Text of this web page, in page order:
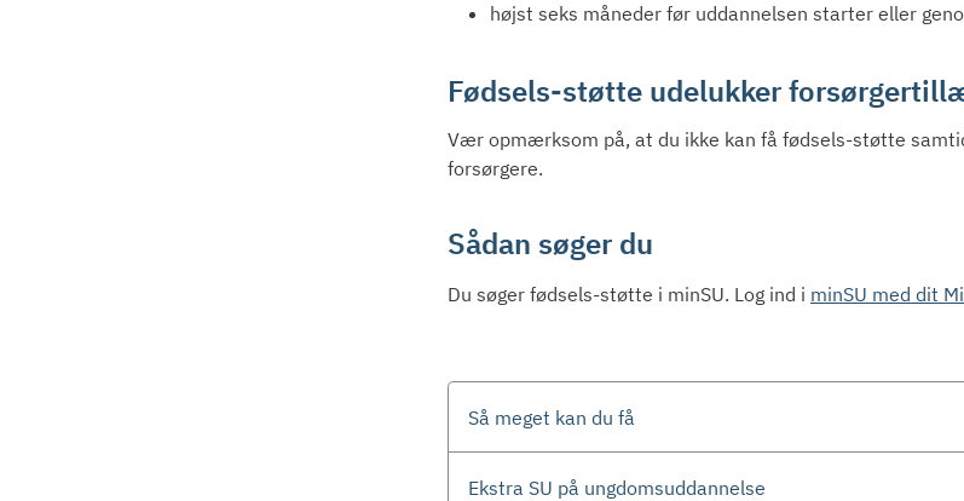
højst seks måneder før uddannelsen starter eller
Fødsels-støtte udelukker
Vær opmærksom på, at du ikke kan få fødsels-støtte
forsørgere.
Sådan søger du
Du søger fødsels-støtte i minSU. Log ind i minSU med dit
Så meget kan du få
Ekstra SU på ungdomsuddannelse